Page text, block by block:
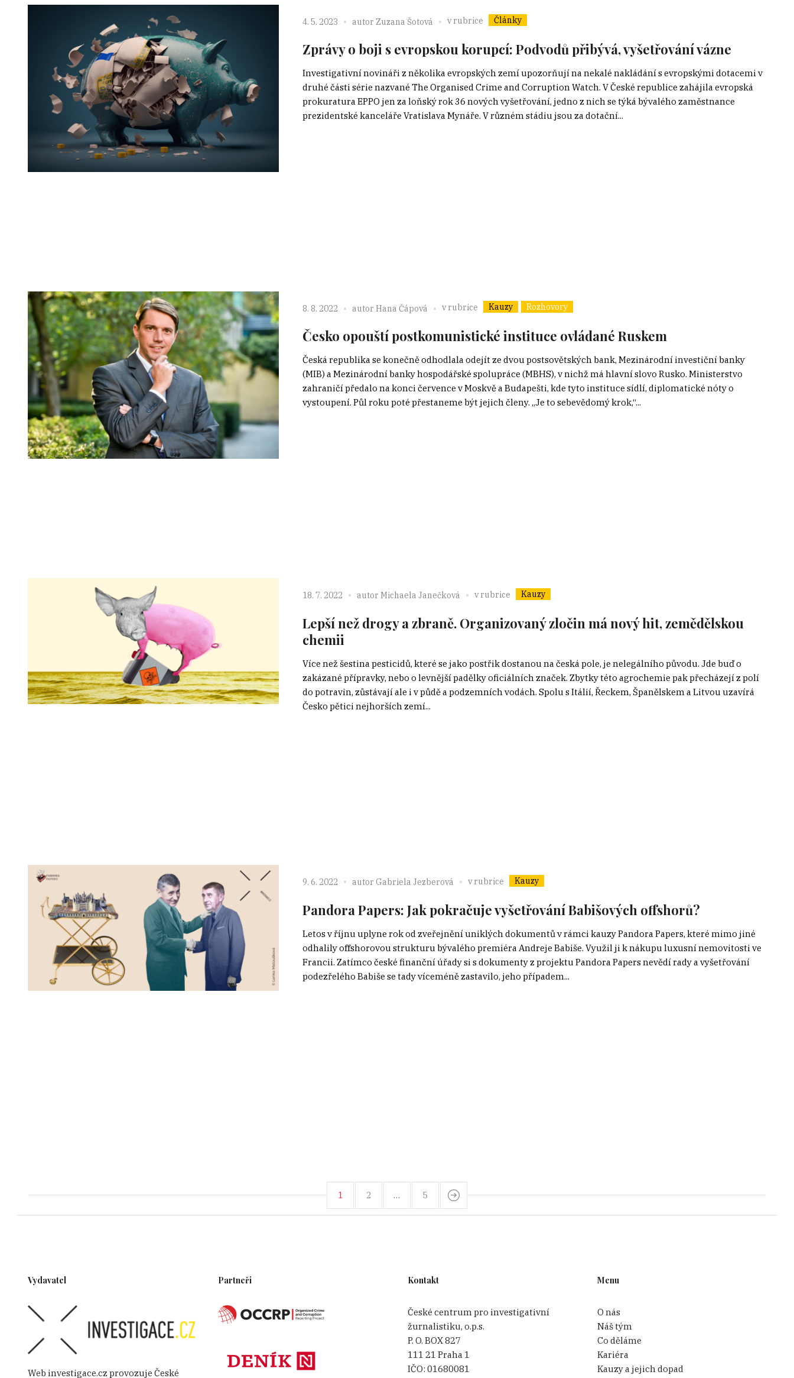
4. 5. 2023 autor Zuzana Šotová v rubrice Články
Zprávy o boji s evropskou korupcí: Podvodů přibývá, vyšetřování vázne
Investigativní novináři z několika evropských zemí upozorňují na nekalé nakládání s evropskými dotacemi v
druhé části série nazvané The Organised Crime and Corruption Watch. V České republice zahájila evropská
prokuratura EPPO jen za loňský rok 36 nových vyšetřování, jedno z nich se týká bývalého zaměstnance
prezidentské kanceláře Vratislava Mynáře. V různém stádiu jsou za dotační...
8. 8. 2022 autor Hana Čápová v rubrice Kauzy Rozhovory
Česko opouští postkomunistické instituce ovládané Ruskem
Česká republika se konečně odhodlala odejít ze dvou postsovětských bank, Mezinárodní investiční banky
(MIB) a Mezinárodní banky hospodářské spolupráce (MBHS), v nichž má hlavní slovo Rusko. Ministerstvo
zahraničí předalo na konci července v Moskvě a Budapešti, kde tyto instituce sídlí, diplomatické nóty o
vystoupení. Půl roku poté přestaneme být jejich členy. „Je to sebevědomý krok,“...
18. 7. 2022 autor Michaela Janečková v rubrice Kauzy
Lepší než drogy a zbraně. Organizovaný zločin má nový hit, zemědělskou
chemii
Více než šestina pesticidů, které se jako postřik dostanou na česká pole, je nelegálního původu. Jde buď o
zakázané přípravky, nebo o levnější padělky oficiálních značek. Zbytky této agrochemie pak přecházejí z polí
do potravin, zůstávají ale i v půdě a podzemních vodách. Spolu s Itálií, Řeckem, Španělskem a Litvou uzavírá
Česko pětici nejhorších zemí...
9. 6. 2022 autor Gabriela Jezberová v rubrice Kauzy
Pandora Papers: Jak pokračuje vyšetřování Babišových offshorů?
Letos v říjnu uplyne rok od zveřejnění uniklých dokumentů v rámci kauzy Pandora Papers, které mimo jiné
odhalily offshorovou strukturu bývalého premiéra Andreje Babiše. Využil ji k nákupu luxusní nemovitosti ve
Francii. Zatímco české finanční úřady si s dokumenty z projektu Pandora Papers nevědí rady a vyšetřování
podezřelého Babiše se tady víceméně zastavilo, jeho případem...
1 2 … 5
Vydavatel
Web investigace.cz provozuje České
Partneři Kontakt
České centrum pro investigativní
žurnalistiku, o.p.s.
P. O. BOX 827
111 21 Praha 1
IČO: 01680081
Menu
O nás
Náš tým
Co děláme
Kariéra
Kauzy a jejich dopad